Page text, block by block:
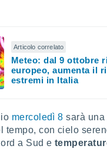
Articolo correlato
Meteo: dal 9 ottobre
europeo, aumenta il
estremi in Italia
mercoledì 8 sarà
tempo, con cielo
a Sud e